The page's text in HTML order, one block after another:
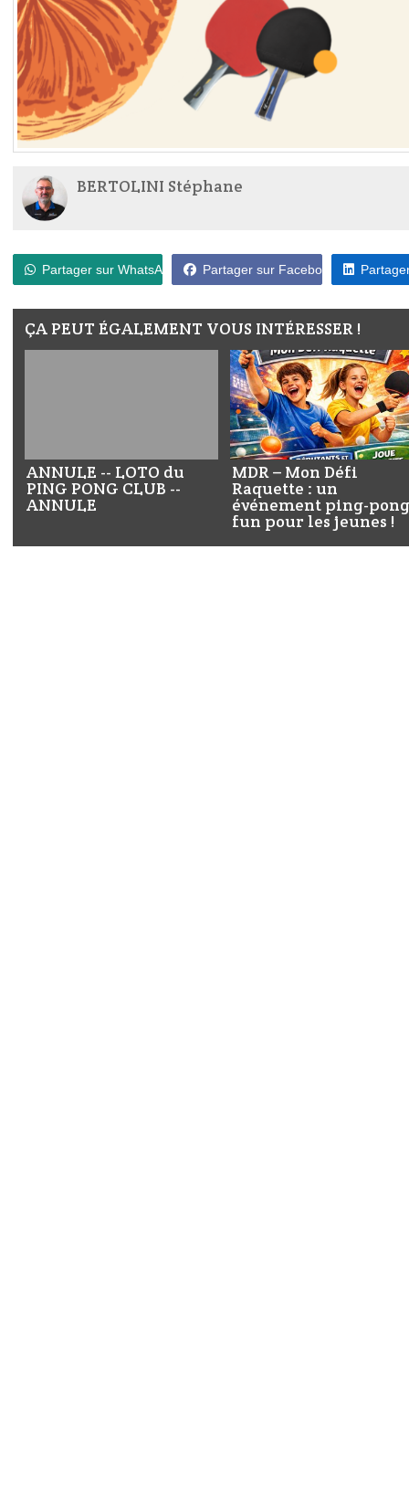
BERTOLINI Stéphane
Partager sur WhatsApp Partager sur Facebook
ÇA PEUT ÉGALEMENT VOUS INTÉRESSER !
ANNULE -- LOTO du
PING PONG CLUB --
ANNULE
MDR – Mon Défi
Raquette : un
événement ping-pong
fun pour les jeunes !